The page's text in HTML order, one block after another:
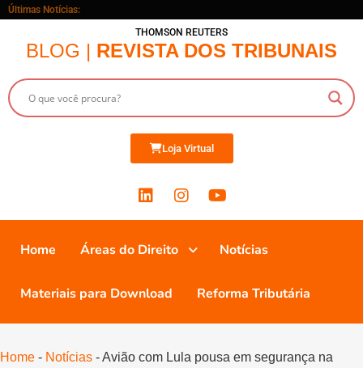
Últimas Notícias:
THOMSON REUTERS
BLOG | REVISTA DOS TRIBUNAIS
Loja Virtual
Home Áreas do Direito Notícias
Materiais para Download Reforma Tributária
Home - Notícias -Avião com Lula pousa em segurança na